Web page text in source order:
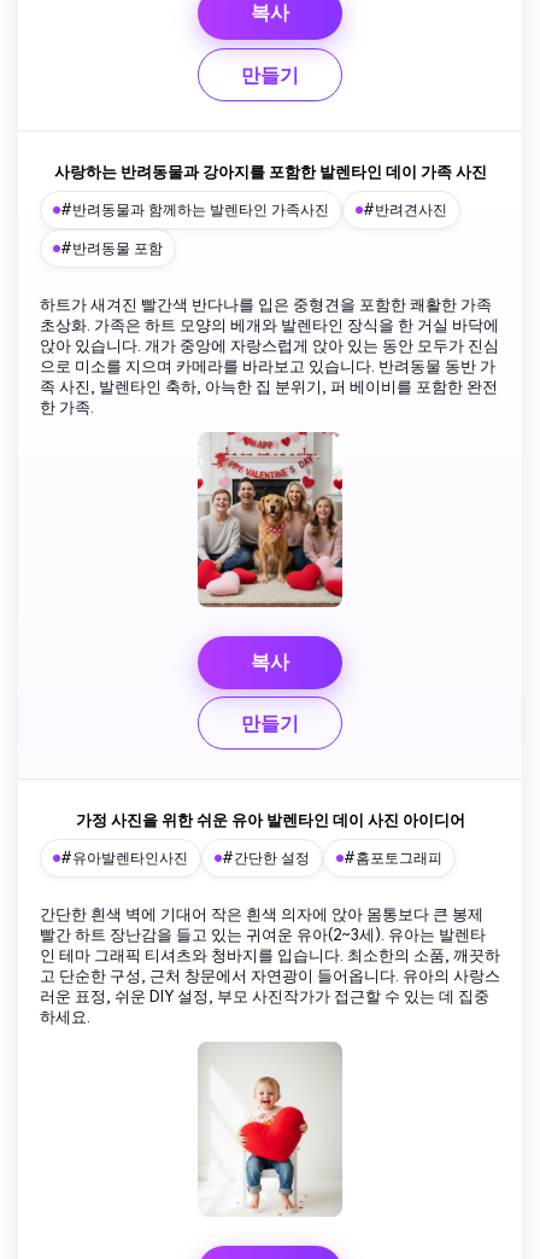
복사
만들기
사랑하는 반려동물과 강아지를 포함한 발렌타인 데이 가족 사진
#반려동물과 함께하는 발렌타인 가족사진 #반려견사진
#반려동물 포함
하트가 새겨진 빨간색 반다나를 입은 중형견을 포함한 쾌활한 가족
초상화. 가족은 하트 모양의 베개와 발렌타인 장식을 한 거실 바닥에
앉아 있습니다. 개가 중앙에 자랑스럽게 앉아 있는 동안 모두가 진심
으로 미소를 지으며 카메라를 바라보고 있습니다. 반려동물 동반 가
족 사진, 발렌타인 축하, 아늑한 집 분위기, 퍼 베이비를 포함한 완전
한 가족.
복사
만들기
가정 사진을 위한 쉬운 유아 발렌타인 데이 사진 아이디어
#유아발렌타인사진 #간단한 설정 #홈포토그래피
간단한 흰색 벽에 기대어 작은 흰색 의자에 앉아 몸통보다 큰 봉제
빨간 하트 장난감을 들고 있는 귀여운 유아(2~3세). 유아는 발렌타
인 테마 그래픽 티셔츠와 청바지를 입습니다. 최소한의 소품, 깨끗하
고 단순한 구성, 근처 창문에서 자연광이 들어옵니다. 유아의 사랑스
러운 표정, 쉬운 DIY 설정, 부모 사진작가가 접근할 수 있는 데 집중
하세요.